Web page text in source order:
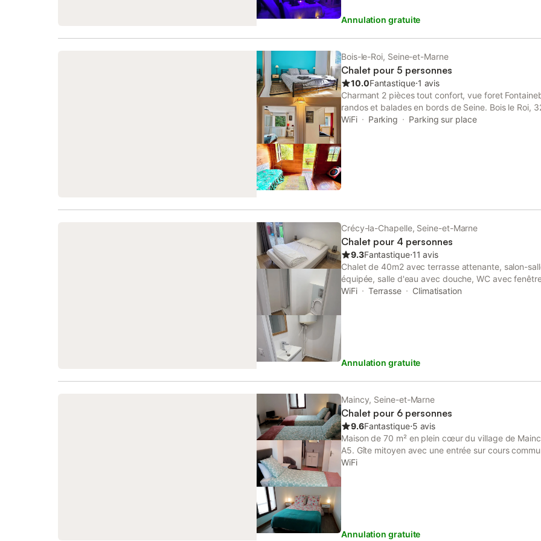
Annulation gratuite
Bois-le-Roi, Seine-et-Marne
Chalet pour 5 personnes
10.0Fantastique⋅1 avis
Charmant 2 pièces tout confort, vue foret
randos et balades en bords de Seine. Bois le Roi,
/ Pass Navigo / trains toutes les 15/30 mn). Calme
qualité + 1 lit simple et/ou 1 lit bébé sur demande)
WiFi Parking Parking sur place
Crécy-la-Chapelle, Seine-et-Marne
Chalet pour 4 personnes
9.3Fantastique⋅11 avis
Chalet de 40m2 avec terrasse attenante, salon-
équipée, salle d'eau avec douche, WC avec
moustiquaire; canapé-lit 140x190, télé connectée,
WiFi Terrasse Climatisation
Annulation gratuite
Maincy, Seine-et-Marne
Chalet pour 6 personnes
9.6Fantastique⋅5 avis
Maison de 70 m² en plein cœur du village de
A5. Gîte mitoyen avec une entrée sur cours
dans le village. Au rez-de-chaussée : entrée sur la
WiFi
Annulation gratuite